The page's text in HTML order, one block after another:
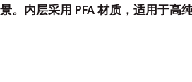
内层采用 PFA 材质，适用于高